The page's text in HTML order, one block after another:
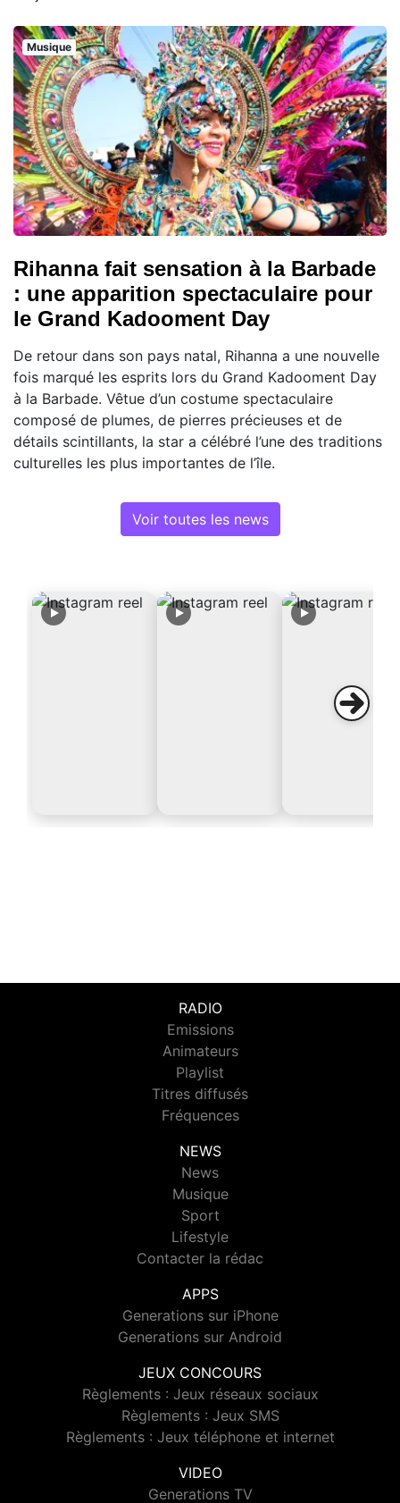
Musique
Rihanna fait sensation à la Barbade
: une apparition spectaculaire pour
le Grand Kadooment Day
De retour dans son pays natal, Rihanna a une nouvelle
fois marqué les esprits lors du Grand Kadooment Day
à la Barbade. Vêtue d’un costume spectaculaire
composé de plumes, de pierres précieuses et de
détails scintillants, la star a célébré l’une des traditions
culturelles les plus importantes de l’île.
Voir toutes les news
RADIO
Emissions
Animateurs
Playlist
Titres diffusés
Fréquences
NEWS
News
Musique
Sport
Lifestyle
Contacter la rédac
APPS
Generations sur iPhone
Generations sur Android
JEUX CONCOURS
Règlements : Jeux réseaux sociaux
Règlements : Jeux SMS
Règlements : Jeux téléphone et internet
VIDEO
Generations TV